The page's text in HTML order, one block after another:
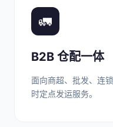
🚛
B2B 仓配一体
面向商超、批发、连
时定点发运服务。